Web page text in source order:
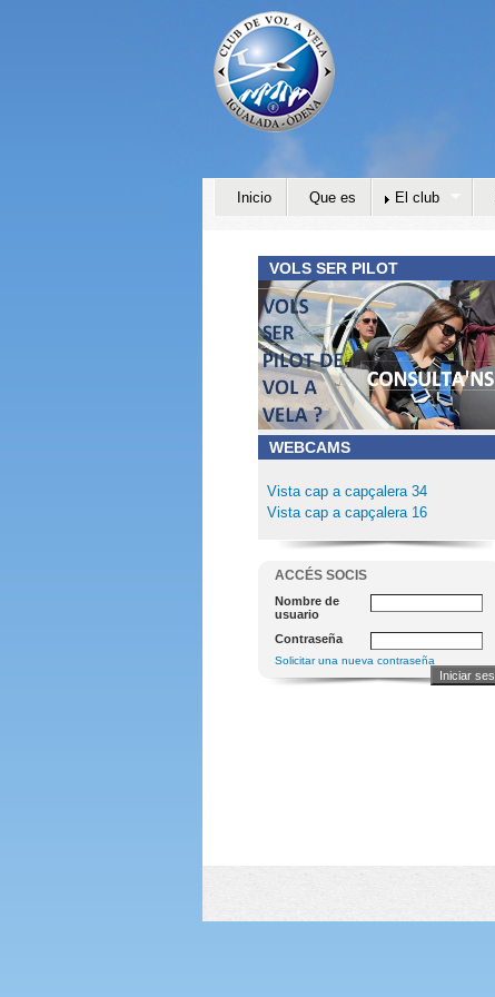
Inicio Que es El club
VOLS SER PILOT
WEBCAMS
Vista cap a capçalera 34
Vista cap a capçalera 16
ACCÉS SOCIS
Nombre de
usuario
Contraseña
Solicitar una nueva contraseña